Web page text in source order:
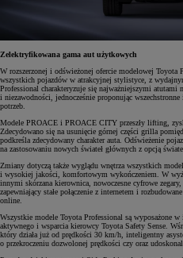
Zelektryfikowana gama aut użytkowych
W rozszerzonej i odświeżonej ofercie modelowej Toyota
wszystkich pojazdów w atrakcyjnej stylistyce, z
Professional charakteryzuje się najważniejszymi atutami
i niezawodności, jednocześnie proponując
potrzeb.
Modele PROACE i PROACE CITY przeszły lifting,
Zdecydowano się na usunięcie górnej części grilla
podkreśla zdecydowany charakter auta. Odświeżenie
na zastosowaniu nowych świateł głównych z opcją
Zmiany dotyczą także wyglądu wnętrza wszystkich
i wysokiej jakości, komfortowym wykończeniem. W
innymi skórzana kierownica, nowoczesne cyfrowe
zapewniający stałe połączenie z internetem i
online.
Wszystkie modele Toyota Professional są wyposażone
aktywnego i wsparcia kierowcy Toyota Safety Sense.
który działa już od prędkości 30 km/h, inteligentny
o przekroczeniu dozwolonej prędkości czy oraz